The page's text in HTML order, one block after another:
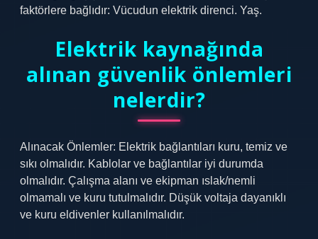
faktörlere bağlıdır: Vücudun elektrik direnci. Yaş.
Elektrik kaynağında
alınan güvenlik önlemleri
nelerdir?
Alınacak Önlemler: Elektrik bağlantıları kuru, temiz ve
sıkı olmalıdır. Kablolar ve bağlantılar iyi durumda
olmalıdır. Çalışma alanı ve ekipman ıslak/nemli
olmamalı ve kuru tutulmalıdır. Düşük voltaja dayanıklı
ve kuru eldivenler kullanılmalıdır.